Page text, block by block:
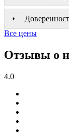
Все цены
Отзывы о
4.0